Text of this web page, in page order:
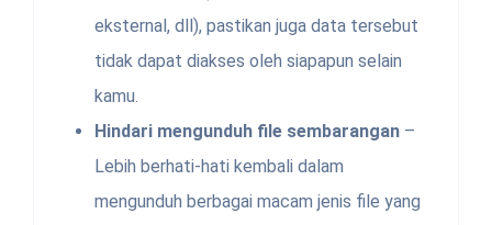
eksternal, dll), pastikan juga data tersebut
tidak dapat diakses oleh siapapun selain
kamu.
Hindari mengunduh file sembarangan –
Lebih berhati-hati kembali dalam
mengunduh berbagai macam jenis file yang